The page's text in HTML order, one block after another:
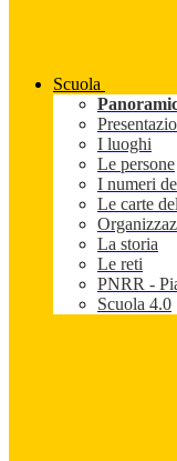
Scuola
I luoghi
Le persone
I numeri
Le carte
La storia
Le reti
PNRR -
Scuola 4.0